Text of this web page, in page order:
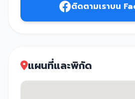
ติดตามเราบน
แผนที่และพิกัด